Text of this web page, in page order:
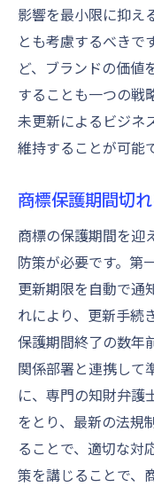
影響を最小限に抑え
とも考慮するべきで
ど、ブランドの価値
することも一つの戦
未更新によるビジネ
維持することが可能
商標保護期間切
商標の保護期間を迎
防策が必要です。第
更新期限を自動で通
れにより、更新手続
保護期間終了の数年
関係部署と連携して
に、専門の知財弁護
をとり、最新の法規
ることで、適切な対
策を講じることで、